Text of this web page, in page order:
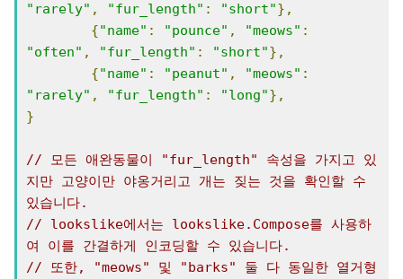
"rarely" , "fur_length" : "short"},
{"name" : "pounce" , "meows" :
"often" , "fur_length" : "short"},
{"name" : "peanut" , "meows" :
"rarely" , "fur_length" : "long"},
}
// 모든 애완동물이 "fur_length" 속성을 가지고 있
지만 고양이만 야옹거리고 개는 짖는 것을 확인할 수
있습니다.
// lookslike에서는 lookslike.Compose를 사용하
여 이를 간결하게 인코딩할 수 있습니다.
// 또한, "meows" 및 "barks" 둘 다 동일한 열거형